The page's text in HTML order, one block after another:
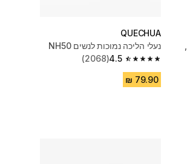
QUECHUA
נעלי הליכה נמוכות לנשים NH50
4.5
4.5 out of 5 stars from 2068 reviews
(2068)